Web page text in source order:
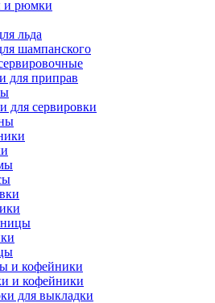
и рюмки
льда
шампанского
для приправ
для сервировки
и кофейники
и кофейники
для выкладки